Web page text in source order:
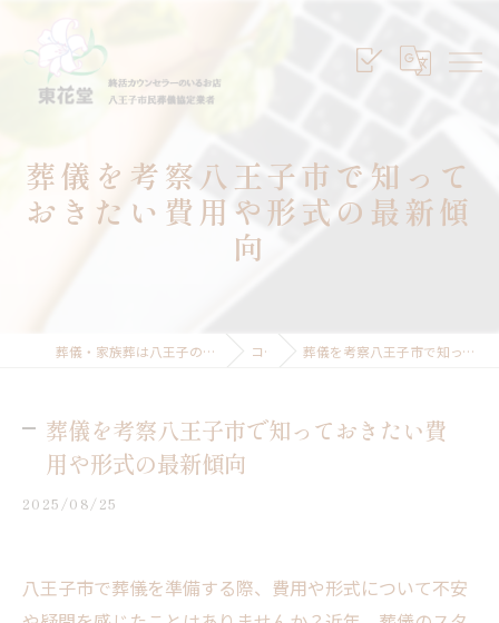
葬儀を考察八王子市で知って
おきたい費用や形式の最新傾
向
葬儀・家族葬は八王子のセレモニープランニング東花堂 コラム 葬儀を考察八王子市で知っておきたい費用や形式の最新傾向
葬儀を考察八王子市で知っておきたい費
用や形式の最新傾向
2025/08/25
八王子市で葬儀を準備する際、費用や形式について不安